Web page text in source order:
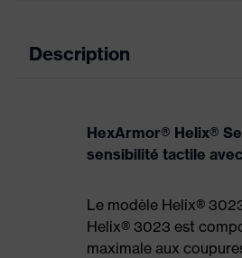
Description
HexArmor® Helix®
sensibilité tactile
Le modèle Helix®
Helix® 3023 est
maximale aux